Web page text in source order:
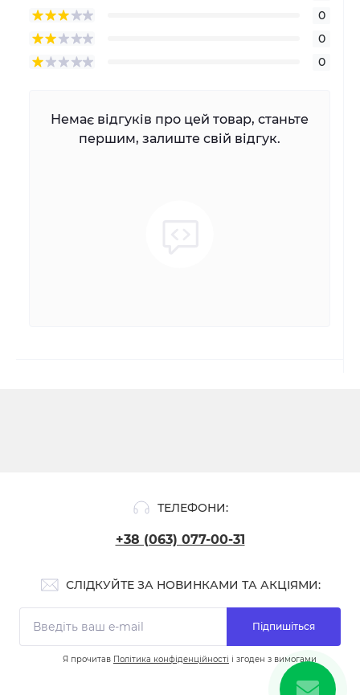
0
0
0
Немає відгуків про цей товар, станьте
першим, залиште свій відгук.
ТЕЛЕФОНИ:
+38 (063) 077-00-31
СЛІДКУЙТЕ ЗА НОВИНКАМИ ТА АКЦІЯМИ:
Підпишіться
Я прочитав Політика конфіденційності і згоден з вимогами